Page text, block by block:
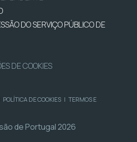
DO SERVIÇO PÚBLICO DE
DE COOKIES
POLÍTICA DE COOKIES | TERMOS E
de Portugal 2026